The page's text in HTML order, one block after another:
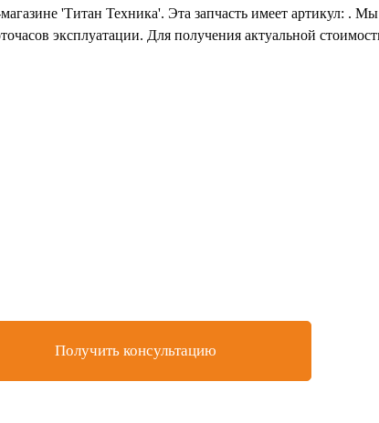
'Титан Техника'. Эта запчасть имеет артикул: .
эксплуатации. Для получения актуальной
Получить консультацию